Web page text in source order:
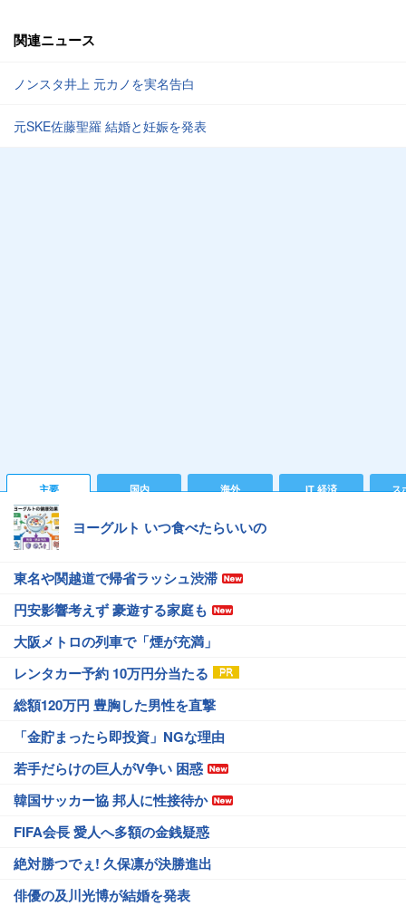
関連ニュース
ノンスタ井上 元カノを実名告白
元SKE佐藤聖羅 結婚と妊娠を発表
主要 国内 海外 IT 経済 ス
ヨーグルト いつ食べたらいいの
東名や関越道で帰省ラッシュ渋滞
円安影響考えず 豪遊する家庭も
大阪メトロの列車で「煙が充満」
レンタカー予約 10万円分当たる
総額120万円 豊胸した男性を直撃
「金貯まったら即投資」NGな理由
若手だらけの巨人がV争い 困惑
韓国サッカー協 邦人に性接待か
FIFA会長 愛人へ多額の金銭疑惑
絶対勝つでぇ! 久保凛が決勝進出
俳優の及川光博が結婚を発表